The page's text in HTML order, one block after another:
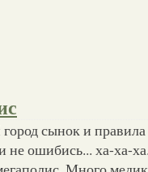
сынок и
не ошибись... ха-ха-